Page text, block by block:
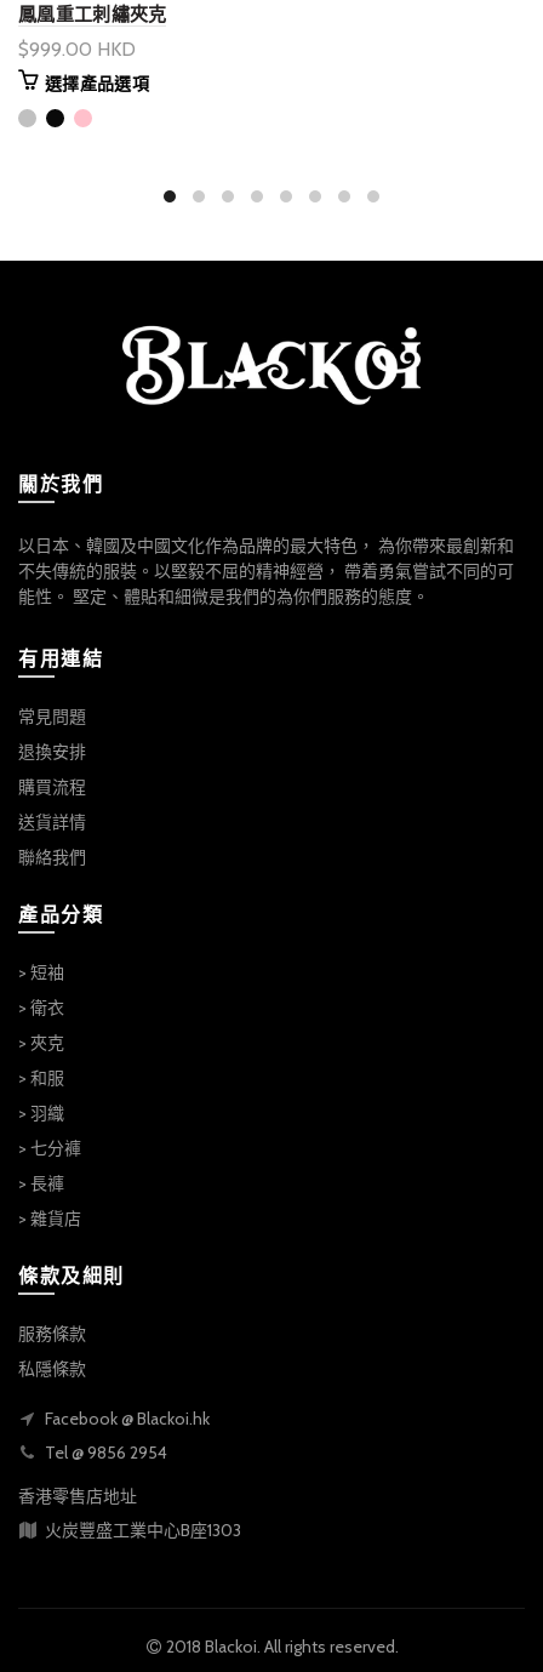
鳳凰重工刺繡夾克
$999.00 HKD
選擇產品選項
關於我們
以日本、韓國及中國文化作為品牌的最大特色， 為你帶來最創新和
不失傳統的服裝。以堅毅不屈的精神經營， 帶着勇氣嘗試不同的可
能性。 堅定、體貼和細微是我們的為你們服務的態度。
有用連結
常見問題
退換安排
購買流程
送貨詳情
聯絡我們
產品分類
> 短袖
> 衛衣
> 夾克
> 和服
> 羽織
> 七分褲
> 長褲
> 雜貨店
條款及細則
服務條款
私隱條款
Facebook @ Blackoi.hk
Tel @ 9856 2954
香港零售店地址
火炭豐盛工業中心B座1303
2018 Blackoi. All rights reserved.